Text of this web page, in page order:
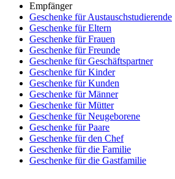
Empfänger
Geschenke für Austauschstudierende
Geschenke für Eltern
Geschenke für Frauen
Geschenke für Freunde
Geschenke für Geschäftspartner
Geschenke für Kinder
Geschenke für Kunden
Geschenke für Männer
Geschenke für Mütter
Geschenke für Neugeborene
Geschenke für Paare
Geschenke für den Chef
Geschenke für die Familie
Geschenke für die Gastfamilie